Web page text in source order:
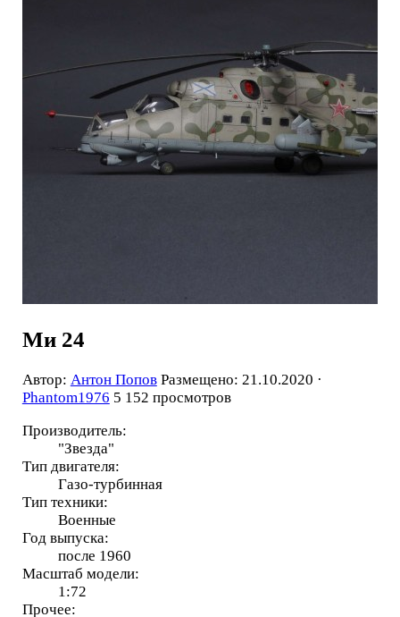
Ми 24
Автор: Антон Попов Размещено: 21.10.2020 ·
Phantom1976 5 152 просмотров
Производитель:
"Звезда"
Тип двигателя:
Газо-турбинная
Тип техники:
Военные
Год выпуска:
после 1960
Масштаб модели:
1:72
Прочее: